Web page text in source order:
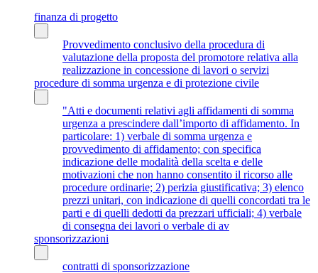
finanza di progetto
Provvedimento conclusivo della procedura di
valutazione della proposta del promotore relativa alla
realizzazione in concessione di lavori o servizi
procedure di somma urgenza e di protezione civile
"Atti e documenti relativi agli affidamenti di somma
urgenza a prescindere dall’importo di affidamento. In
particolare: 1) verbale di somma urgenza e
provvedimento di affidamento; con specifica
indicazione delle modalità della scelta e delle
motivazioni che non hanno consentito il ricorso alle
procedure ordinarie; 2) perizia giustificativa; 3) elenco
prezzi unitari, con indicazione di quelli concordati tra le
parti e di quelli dedotti da prezzari ufficiali; 4) verbale
di consegna dei lavori o verbale di av
sponsorizzazioni
contratti di sponsorizzazione